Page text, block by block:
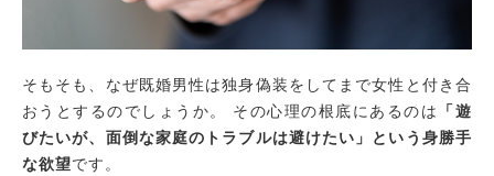
独身偽装が発覚！「貞操権の侵害」で慰謝料は請
貞操権の侵害とは
慰謝料請求が認められる条件
貞操権侵害の慰謝料相場
そもそも、なぜ既婚男性は独身偽装をしてまで女性と付き合
おうとするのでしょうか。 その心理の根底にあるのは 「遊
びたいが、面倒な家庭のトラブルは避けたい」という身勝手
な欲望です。